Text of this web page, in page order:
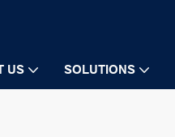
US SOLUTIONS